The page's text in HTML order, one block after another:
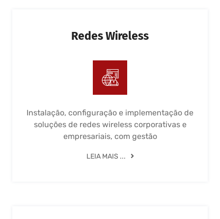
Redes Wireless
Instalação, configuração e implementação de
soluções de redes wireless corporativas e
empresariais, com gestão
LEIA MAIS ...